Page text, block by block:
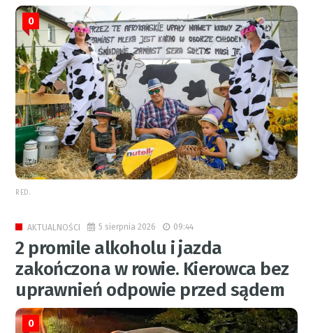
0
RED.
AKTUALNOŚCI 5 sierpnia 2026 09:44
2 promile alkoholu i jazda
zakończona w rowie. Kierowca bez
uprawnień odpowie przed sądem
0